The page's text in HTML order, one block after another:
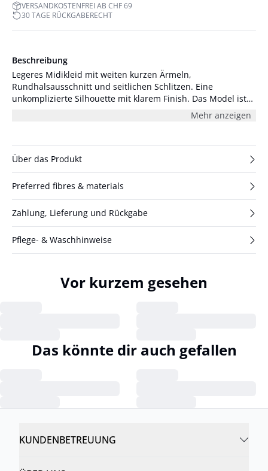
VERSANDKOSTENFREI AB CHF 69
30 TAGE RÜCKGABERECHT
Beschreibung
Legeres Midikleid mit weiten kurzen Ärmeln,
Rundhalsausschnitt und seitlichen Schlitzen. Eine
unkomplizierte Silhouette mit klarem Finish. Das Model ist
Mehr anzeigen
Über das Produkt
Preferred fibres & materials
Zahlung, Lieferung und Rückgabe
Pflege- & Waschhinweise
Vor kurzem gesehen
Das könnte dir auch gefallen
KUNDENBETREUUNG